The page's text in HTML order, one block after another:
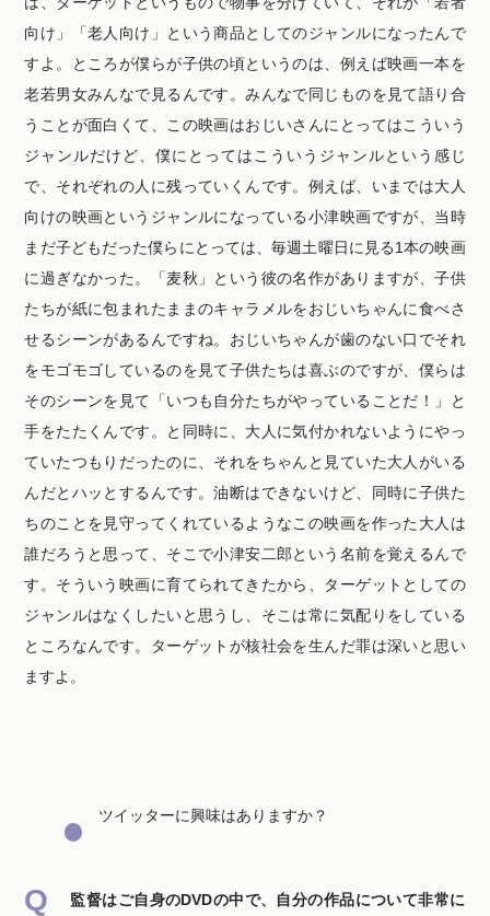
向け」「老人向け」という商品としてのジャンルになったんで
すよ。ところが僕らが子供の頃というのは、例えば映画一本を
老若男女みんなで見るんです。みんなで同じものを見て語り合
うことが面白くて、この映画はおじいさんにとってはこういう
ジャンルだけど、僕にとってはこういうジャンルという感じ
で、それぞれの人に残っていくんです。例えば、いまでは大人
向けの映画というジャンルになっている小津映画ですが、当時
まだ子どもだった僕らにとっては、毎週土曜日に見る1本の映画
に過ぎなかった。「麦秋」という彼の名作がありますが、子供
たちが紙に包まれたままのキャラメルをおじいちゃんに食べさ
せるシーンがあるんですね。おじいちゃんが歯のない口でそれ
をモゴモゴしているのを見て子供たちは喜ぶのですが、僕らは
そのシーンを見て「いつも自分たちがやっていることだ！」と
手をたたくんです。と同時に、大人に気付かれないようにやっ
ていたつもりだったのに、それをちゃんと見ていた大人がいる
んだとハッとするんです。油断はできないけど、同時に子供た
ちのことを見守ってくれているようなこの映画を作った大人は
誰だろうと思って、そこで小津安二郎という名前を覚えるんで
す。そういう映画に育てられてきたから、ターゲットとしての
ジャンルはなくしたいと思うし、そこは常に気配りをしている
ところなんです。ターゲットが核社会を生んだ罪は深いと思い
ますよ。
ツイッターに興味はありますか？
監督はご自身のDVDの中で、自分の作品について非常に